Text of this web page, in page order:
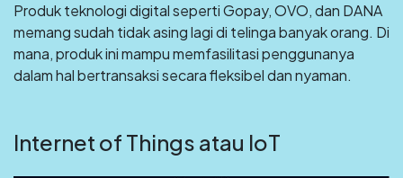
Produk teknologi digital seperti Gopay, OVO, dan DANA
memang sudah tidak asing lagi di telinga banyak orang. Di
mana, produk ini mampu memfasilitasi penggunanya
dalam hal bertransaksi secara fleksibel dan nyaman.
Internet of Things atau IoT